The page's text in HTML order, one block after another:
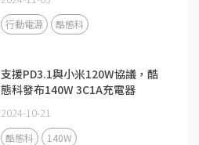
行動電源 酷態科
支援PD3.1與小米120W協議，酷
態科發布140W 3C1A充電器
2024-10-21
酷態科 140W